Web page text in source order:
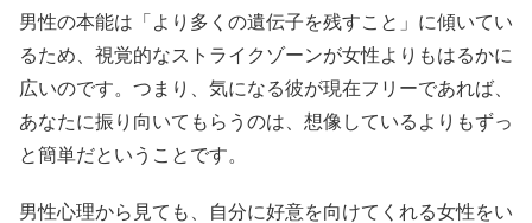
男性の本能は「より多くの遺伝子を残すこと」に傾いてい
るため、視覚的なストライクゾーンが女性よりもはるかに
広いのです。つまり、気になる彼が現在フリーであれば、
あなたに振り向いてもらうのは、想像しているよりもずっ
と簡単だということです。
男性心理から見ても、自分に好意を向けてくれる女性をい